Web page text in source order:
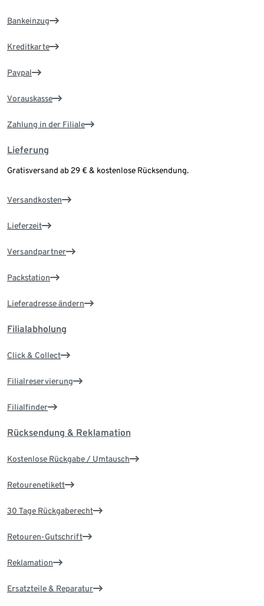
Bankeinzug
Kreditkarte
Paypal
Vorauskasse
Zahlung in der Filiale
Lieferung
Gratisversand ab 29 € & kostenlose Rücksendung.
Versandkosten
Lieferzeit
Versandpartner
Packstation
Lieferadresse ändern
Filialabholung
Click & Collect
Filialreservierung
Filialfinder
Rücksendung & Reklamation
Kostenlose Rückgabe / Umtausch
Retourenetikett
30 Tage Rückgaberecht
Retouren-Gutschrift
Reklamation
Ersatzteile & Reparatur